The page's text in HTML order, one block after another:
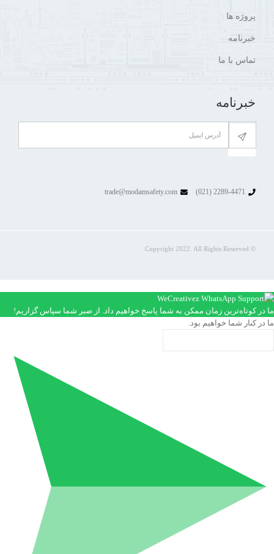
پروژه ها
خبرنامه
تماس با ما
خبرنامه
trade@modamsafety.com
© Copyright 2022. All Rights Reserved.
ما در کوتاه‌ترین زمان ممکن به شما پاسخ خواهیم داد. از صبر شما سپاس گزاریم!
ما در کنار شما خواهیم بود.